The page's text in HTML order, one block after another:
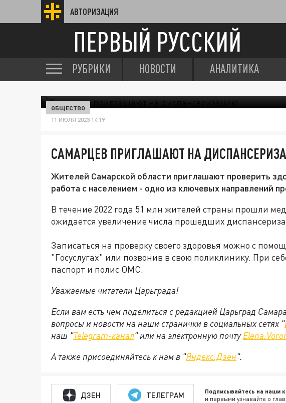
АВТОРИЗАЦИЯ
ПЕРВЫЙ РУССКИЙ
РУБРИКИ НОВОСТИ АНАЛИТИКА
ОБЩЕСТВО
11 ИЮЛЯ 2023 14:19
САМАРЦЕВ ПРИГЛАШАЮТ НА
Жителей Самарской области приглашают проверить
работа с населением - одно из ключевых направлений
В течение 2022 года 51 млн жителей страны прошли
ожидается увеличение числа прошедших
Записаться на проверку своего здоровья можно с
"Госуслугах" или позвонив в свою поликлинику. При
паспорт и полис ОМС.
Уважаемые читатели Царьграда!
Если вам есть чем поделиться с редакцией Царьград
вопросы и новости на наши странички в социальных сетях "
наш "Telegram-канал" или на электронную почту
А также присоединяйтесь к нам в "Яндекс.Дзен".
ДЗЕН ТЕЛЕГРАМ Подписывайтесь на наши
и первыми узнавайте о